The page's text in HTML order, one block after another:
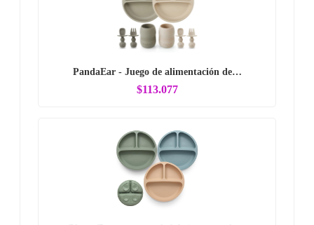
PandaEar - Juego de alimentación de…
$113.077